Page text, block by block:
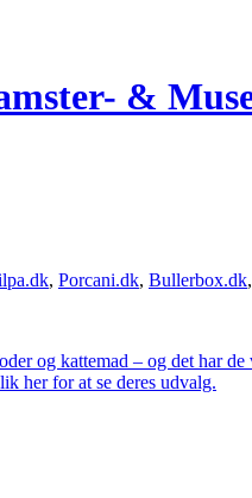
&
, Porcani.dk, Bullerbox.dk,
og kattemad – og det har
her for at se deres udvalg.